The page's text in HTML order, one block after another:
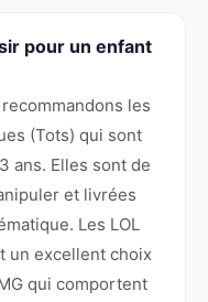
pour un enfant
les
(Tots) qui sont
ans. Elles sont de
et livrées
Les LOL
un excellent choix
qui comportent